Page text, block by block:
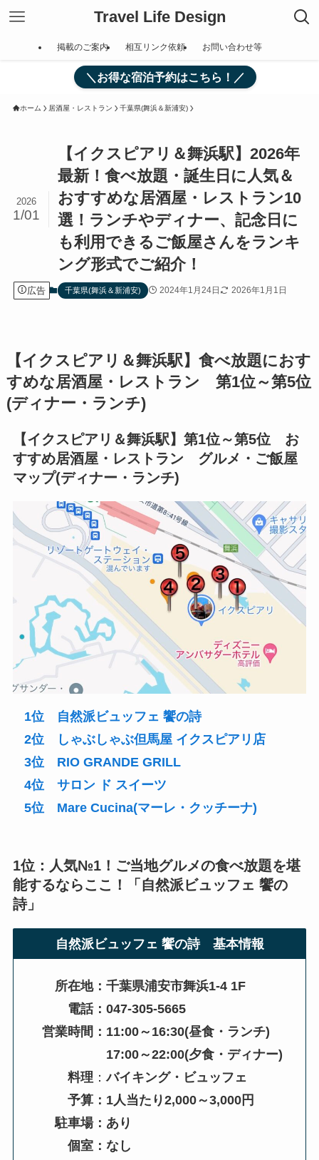
Travel Life Design
掲載のご案内 相互リンク依頼 お問い合わせ等
＼お得な宿泊予約はこちら！／
ホーム 居酒屋・レストラン 千葉県(舞浜＆新浦安)
【イクスピアリ＆舞浜駅】2026年
最新！食べ放題・誕生日に人気＆
おすすめな居酒屋・レストラン10
選！ランチやディナー、記念日に
も利用できるご飯屋さんをランキ
ング形式でご紹介！
2026
1/01
広告 千葉県(舞浜＆新浦安) 2024年1月24日 2026年1月1日
【イクスピアリ＆舞浜駅】食べ放題におす
すめな居酒屋・レストラン 第1位～第5位
(ディナー・ランチ)
【イクスピアリ＆舞浜駅】第1位～第5位 お
すすめ居酒屋・レストラン グルメ・ご飯屋
マップ(ディナー・ランチ)
1位 自然派ビュッフェ 饗の詩
2位 しゃぶしゃぶ但馬屋 イクスピアリ店
3位 RIO GRANDE GRILL
4位 サロン ド スイーツ
5位 Mare Cucina(マーレ・クッチーナ)
1位：人気№1！ご当地グルメの食べ放題を堪
能するならここ！「 自然派ビュッフェ 饗の
詩」
自然派ビュッフェ 饗の詩 基本情報
所在地：千葉県浦安市舞浜1-4 1F
電話：047-305-5665
営業時間：11:00～16:30(昼食・ランチ)
17:00～22:00(夕食・ディナー)
料理 ：バイキング・ビュッフェ
予算：1人当たり2,000～3,000円
駐車場：あり
個室：なし